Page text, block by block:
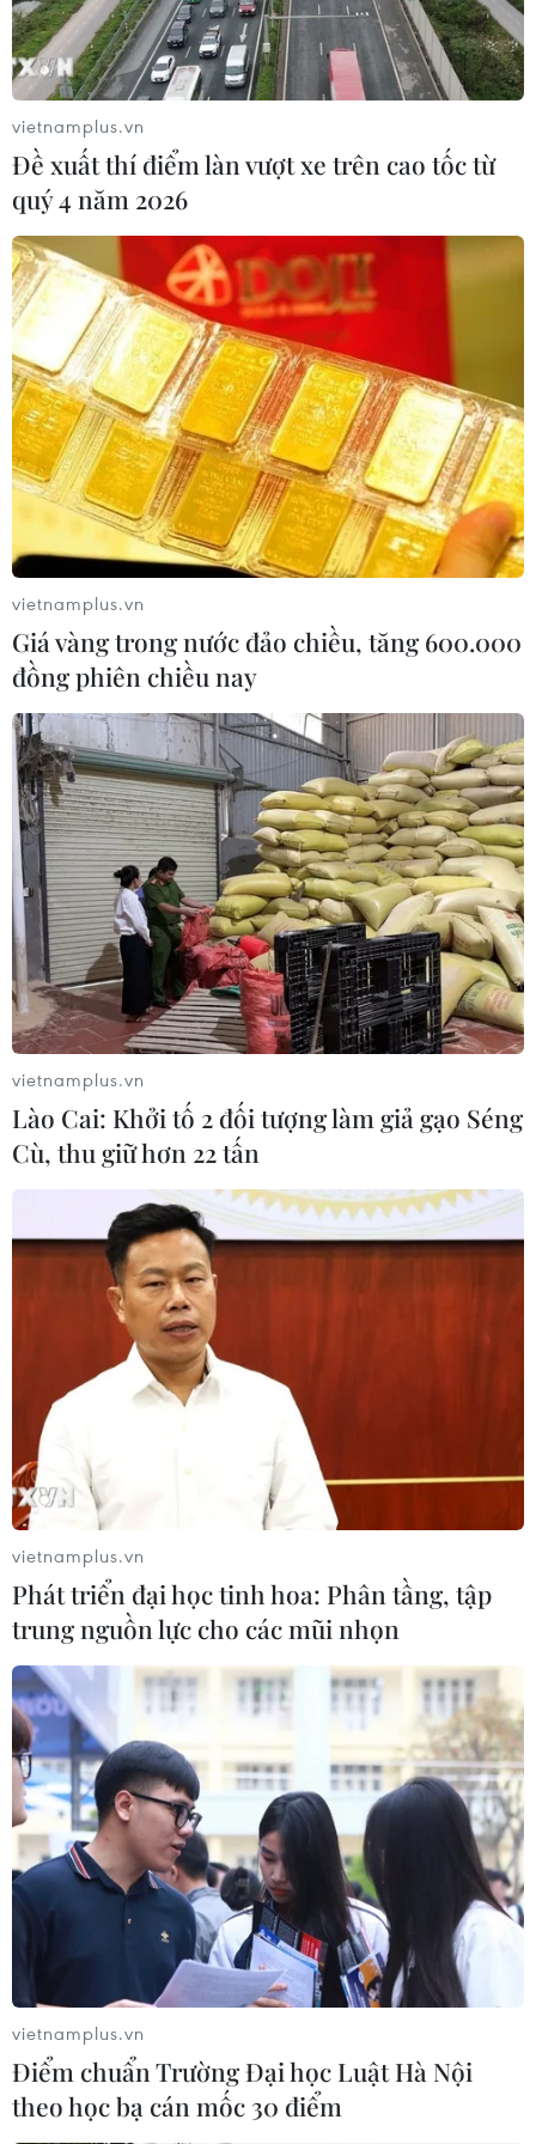
Cảnh sát biển tạm giữ 2.000 tấn than
không rõ nguồn gốc
20/12/2019 13:04
Bộ Tư lệnh Vùng Cảnh sát biển 1 đã dẫn giải tàu NĐ
3598 về khu vực bến Gót, huyện Cát Hải (Hải Phòng),
tiến hành các biện pháp điều tra, xác minh làm rõ và xử
lý theo quy định của pháp luật.
vietnamplus.vn
Đề xuất thí điểm làn vượt xe trên cao tốc từ
quý 4 năm 2026
vietnamplus.vn
Giá vàng trong nước đảo chiều, tăng 600.000
đồng phiên chiều nay
vietnamplus.vn
Lào Cai: Khởi tố 2 đối tượng làm giả gạo Séng
Cù, thu giữ hơn 22 tấn
vietnamplus.vn
Phát triển đại học tinh hoa: Phân tầng, tập
trung nguồn lực cho các mũi nhọn
vietnamplus.vn
Điểm chuẩn Trường Đại học Luật Hà Nội
theo học bạ cán mốc 30 điểm